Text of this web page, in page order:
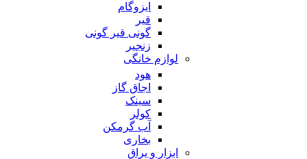
ایزوگام
قیر
گونی قیر گونی
زنجیر
لوازم خانگی
هود
اجاق گاز
سینک
کولر
آب گرمکن
بخاری
ابزار و یراق